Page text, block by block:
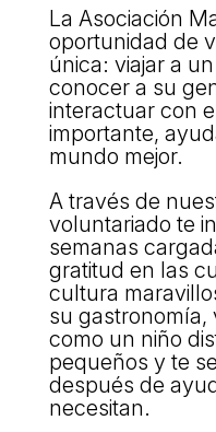
La Asociación
oportunidad de
única: viajar a
conocer a su
interactuar con
importante,
mundo mejor.
A través de
voluntariado te
semanas
gratitud en las
cultura
su gastronomía,
como un niño
pequeños y te
después de
necesitan.
L'equip
Missió i valors
Els comptes clars
Memòria d'activitats
Proposta educativa
ACTUALITAT
Notícies
Butlletins
Diari de la Fundació
Fundesplai als mitjans